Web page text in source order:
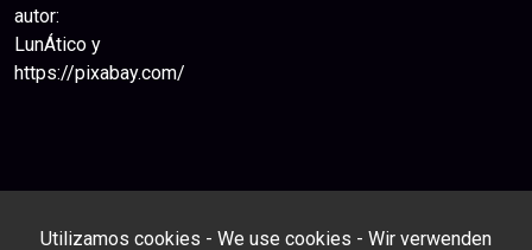
autor:
LunÁtico y
https://pixabay.com/